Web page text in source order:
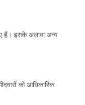
हैं। इसके अलावा अन्य
को आधिकारिक